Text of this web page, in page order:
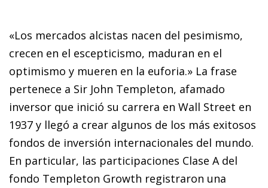
«Los mercados alcistas nacen del pesimismo,
crecen en el escepticismo, maduran en el
optimismo y mueren en la euforia.» La frase
pertenece a Sir John Templeton, afamado
inversor que inició su carrera en Wall Street en
1937 y llegó a crear algunos de los más exitosos
fondos de inversión internacionales del mundo.
En particular, las participaciones Clase A del
fondo Templeton Growth registraron una